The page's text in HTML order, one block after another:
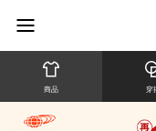
商品 穿